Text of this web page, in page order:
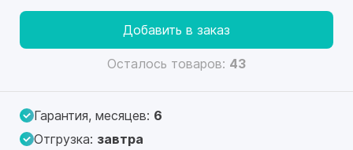
Добавить в заказ
Осталось товаров: 43
Гарантия, месяцев: 6
Отгрузка: завтра